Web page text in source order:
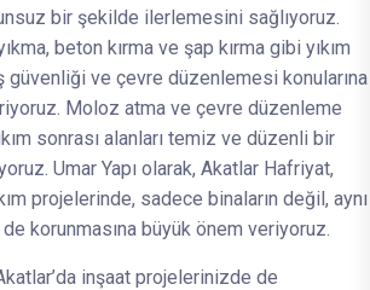
bir şekilde ilerlemesini sağlıyoruz.
beton kırma ve şap kırma gibi yıkım
ve çevre düzenlemesi konularına
Moloz atma ve çevre düzenleme
sonrası alanları temiz ve düzenli bir
Umar Yapı olarak, Akatlar Hafriyat,
projelerinde, sadece binaların değil, aynı
korunmasına büyük önem veriyoruz.
inşaat projelerinizde de